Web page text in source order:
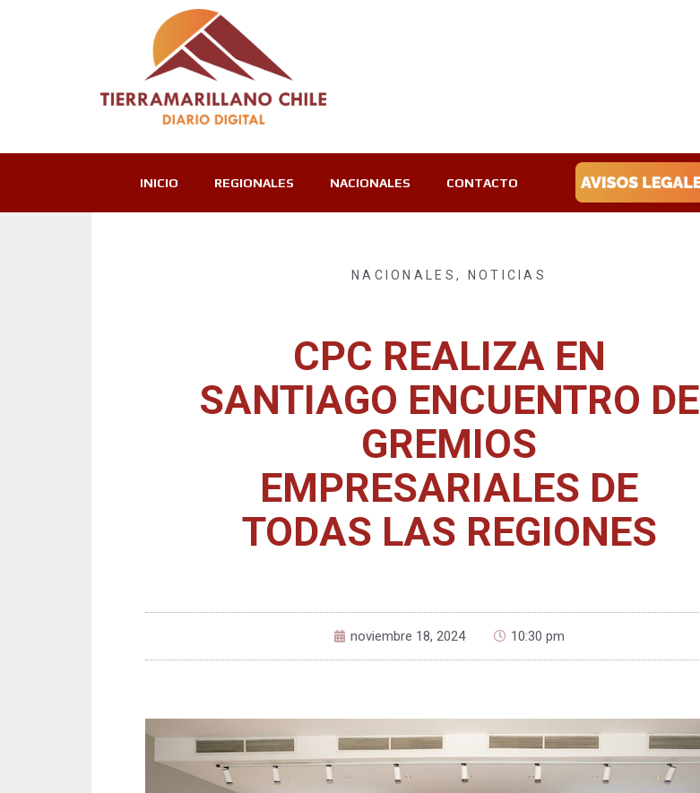
INICIO REGIONALES NACIONALES CONTACTO
NACIONALES , NOTICIAS
CPC REALIZA EN
SANTIAGO ENCUENTRO DE
GREMIOS
EMPRESARIALES DE
TODAS LAS REGIONES
noviembre 18, 2024 10:30 pm